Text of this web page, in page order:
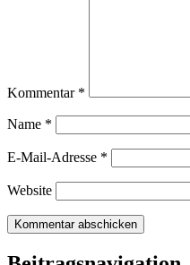
Kommentar *
Name *
E-Mail-Adresse *
Website